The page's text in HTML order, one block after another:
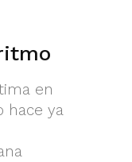
en
hace ya